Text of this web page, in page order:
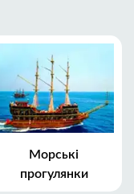
Морські
прогулянки